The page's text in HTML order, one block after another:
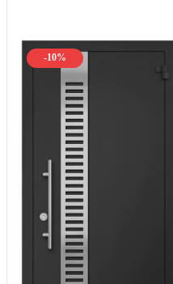
-10%